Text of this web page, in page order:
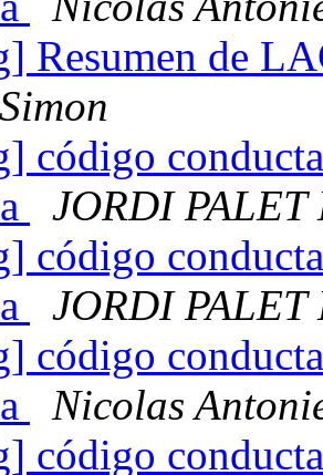
Resumen de
código
JORDI
código
JORDI
código
Nicolas
código